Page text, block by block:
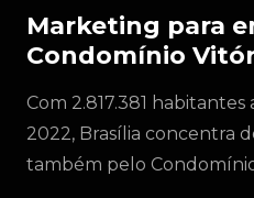
Marketing para
Condomínio
Com 2.817.381
2022, Brasília concentra
também pelo